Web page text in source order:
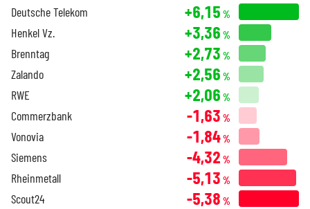
Deutsche Telekom +6,15 %
Henkel Vz. +3,36 %
Brenntag +2,73 %
Zalando +2,56 %
RWE +2,06 %
Commerzbank -1,63 %
Vonovia -1,84%
Siemens -4,32 %
Rheinmetall -5,13 %
Scout24 -5,38 %